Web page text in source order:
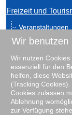
Freizeit und
Veranstaltungen
Anreise
Geschichte
Gästeführungen
Wir benutzen
Wir nutzen
essenziell für den
helfen, diese
(Tracking
Cookies zulassen
Ablehnung
zur Verfügung